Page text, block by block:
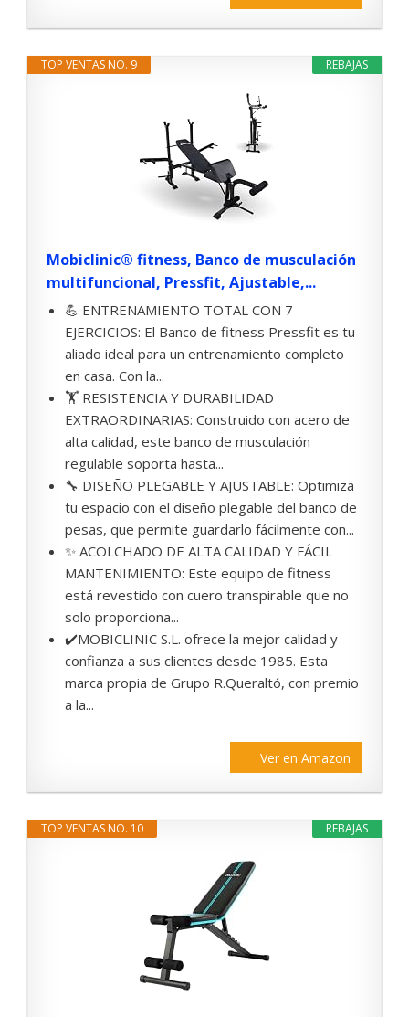
REBAJAS
TOP VENTAS NO. 9
Mobiclinic® fitness, Banco de musculación
multifuncional, Pressfit, Ajustable,...
💪 ENTRENAMIENTO TOTAL CON 7
EJERCICIOS: El Banco de fitness Pressfit es tu
aliado ideal para un entrenamiento completo
en casa. Con la...
🏋️ RESISTENCIA Y DURABILIDAD
EXTRAORDINARIAS: Construido con acero de
alta calidad, este banco de musculación
regulable soporta hasta...
🔧 DISEÑO PLEGABLE Y AJUSTABLE: Optimiza
tu espacio con el diseño plegable del banco de
pesas, que permite guardarlo fácilmente con...
✨ ACOLCHADO DE ALTA CALIDAD Y FÁCIL
MANTENIMIENTO: Este equipo de fitness
está revestido con cuero transpirable que no
solo proporciona...
✔️MOBICLINIC S.L. ofrece la mejor calidad y
confianza a sus clientes desde 1985. Esta
marca propia de Grupo R.Queraltó, con premio
a la...
Ver en Amazon
REBAJAS
TOP VENTAS NO. 10